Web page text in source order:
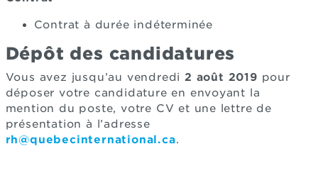
Contrat à durée indéterminée
Dépôt des candidatures
Vous avez jusqu’au vendredi 2 août 2019 pour
déposer votre candidature en envoyant la
mention du poste, votre CV et une lettre de
présentation à l’adresse
rh@quebecinternational.ca.